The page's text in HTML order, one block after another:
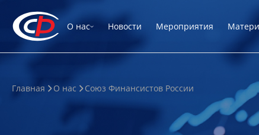
О нас Новости Мероприятия
Главная О нас Союз Финансистов России